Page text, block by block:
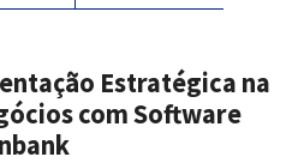
Estratégica na
com Software